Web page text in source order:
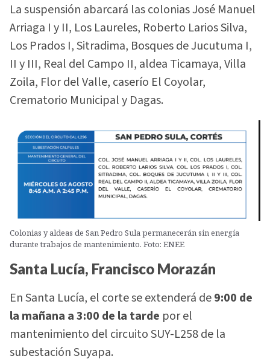
La suspensión abarcará las colonias José Manuel
Arriaga I y II, Los Laureles, Roberto Larios Silva,
Los Prados I, Sitradima, Bosques de Jucutuma I,
II y III, Real del Campo II, aldea Ticamaya, Villa
Zoila, Flor del Valle, caserío El Coyolar,
Crematorio Municipal y Dagas.
Colonias y aldeas de San Pedro Sula permanecerán sin energía
durante trabajos de mantenimiento. Foto: ENEE
Santa Lucía, Francisco Morazán
En Santa Lucía, el corte se extenderá de9:00 de
la mañana a 3:00 de la tarde por el
mantenimiento del circuito SUY-L258 de la
subestación Suyapa.